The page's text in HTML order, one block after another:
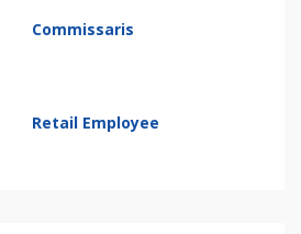
Commissaris
Retail Employee